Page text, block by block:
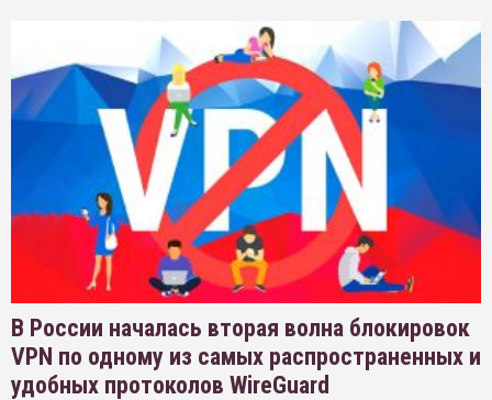
В России началась вторая волна блокировок
VPN по одному из самых распространенных и
удобных протоколов WireGuard